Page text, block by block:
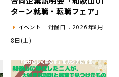
ターン就職・転職フェア」
イベント
開催日：2026年8月
8日(土)